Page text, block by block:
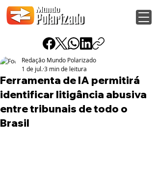
Ferramenta de IA permitirá
identificar litigância abusiva
entre tribunais de todo o
Brasil
Redação Mundo Polarizado
1 de jul.3 min de leitura